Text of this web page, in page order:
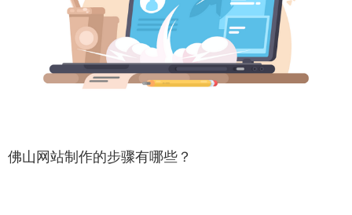
佛山网站制作的步骤有哪些？